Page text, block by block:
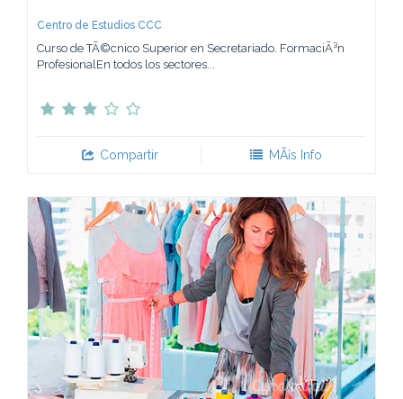
Centro de Estudios CCC
Curso de TÃ©cnico Superior en Secretariado. FormaciÃ³n
ProfesionalEn todos los sectores...
Compartir MÃ¡s Info